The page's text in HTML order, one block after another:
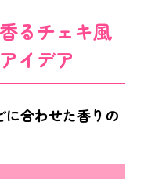
るチェキ風
イデア
に合わせた香りの